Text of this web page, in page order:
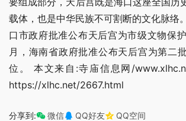
载体，也是中华民族不可割断的文化脉络
口市政府批准公布天后宫为市级文物保
月，海南省政府批准公布天后宫为第二
位。 本文来自:寺庙信息网/
https://xlhc.net/2667.html
分享到: 微信 QQ好友 QQ空间